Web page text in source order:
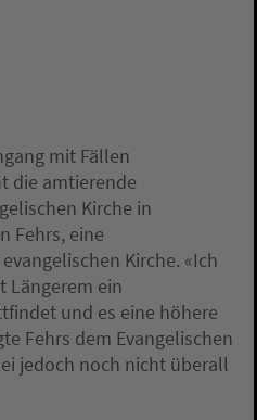
mit Fällen
die amtierende
Kirche in
Fehrs, eine
Kirche. «Ich
Längerem ein
und es eine höhere
Fehrs dem Evangelischen
jedoch noch nicht überall